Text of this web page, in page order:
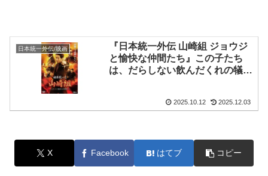
日本統一外伝/映画
『日本統一外伝 山崎組 ジョウジ
と愉快な仲間たち』この子たち
は、だらしない飲んだくれの犠牲
2025.10.12 2025.12.03
X Facebook はてブ コピー